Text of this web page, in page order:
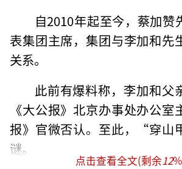
自2010年起至今，蔡加赞
表集团主席，集团与李加和先
关系。
此前有爆料称，李加和父
《大公报》北京办事处办公室
报》官微否认。至此，“穿山
谜。
点击查看全文(剩余12